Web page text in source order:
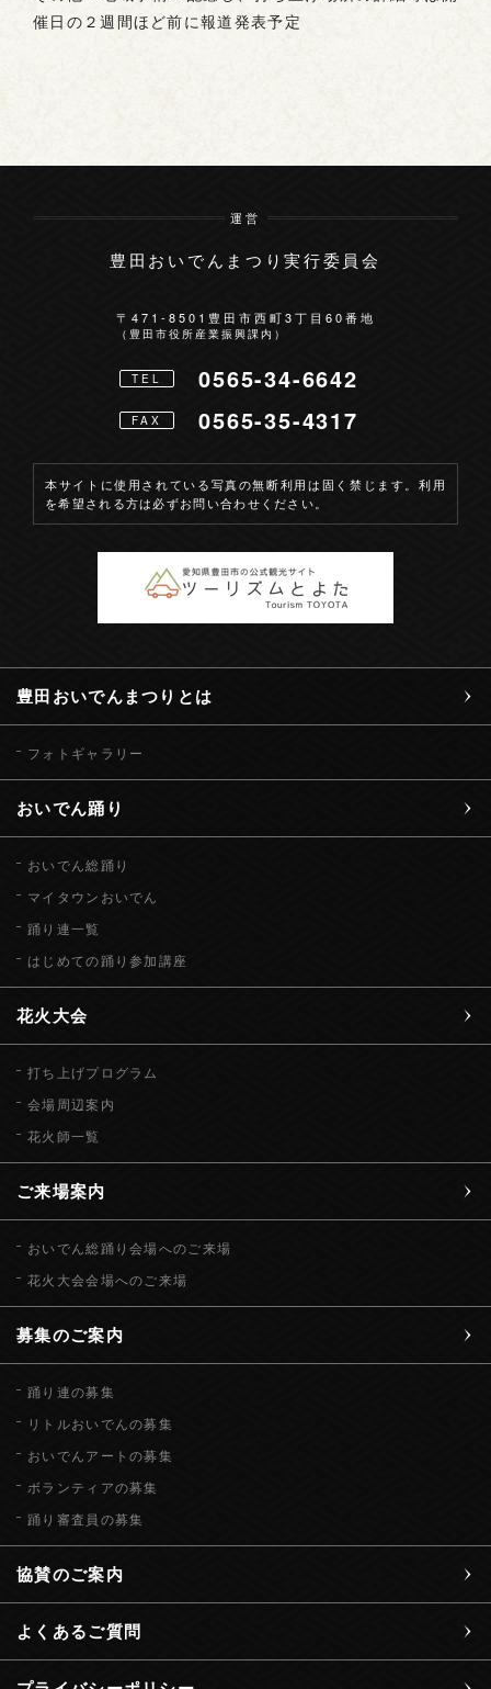
催日の２週間ほど前に報道発表予定
豊田おいでんまつりとは
フォトギャラリー
おいでん踊り
おいでん総踊り
マイタウンおいでん
踊り連一覧
はじめての踊り参加講座
花火大会
打ち上げプログラム
会場周辺案内
花火師一覧
ご来場案内
おいでん総踊り会場へのご来場
花火大会会場へのご来場
募集のご案内
踊り連の募集
リトルおいでんの募集
おいでんアートの募集
ボランティアの募集
踊り審査員の募集
協賛のご案内
よくあるご質問
運営
豊田おいでんまつり実行委員会
〒471-8501 豊田市西町3丁目60番地
（豊田市役所産業振興課内）
TEL 0565-34-6642
FAX 0565-35-4317
本サイトに使用されている写真の無断利用は固く禁じます。利用
を希望される方は必ずお問い合わせください。